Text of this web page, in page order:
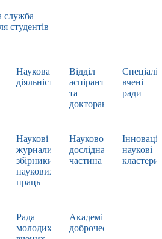
служба
студентів
Наукова
діяльність
Відділ
аспірантури
та
докторантури
вчені
ради
Наукові
журнали,
збірники
наукових
праць
Науково-
дослідна
частина
наукові
кластери
Рада
молодих
Академічна
доброчесність